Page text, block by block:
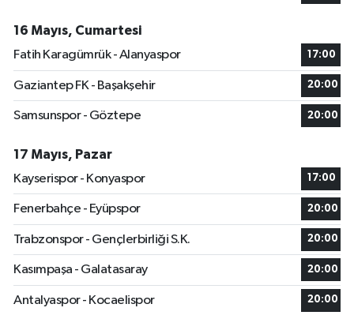
16 Mayıs, Cumartesi
Fatih Karagümrük - Alanyaspor
17:00
Gaziantep FK - Başakşehir 20:00
Samsunspor - Göztepe 20:00
17 Mayıs, Pazar
Kayserispor - Konyaspor
17:00
Fenerbahçe - Eyüpspor 20:00
Trabzonspor - Gençlerbirliği S.K. 20:00
Kasımpaşa - Galatasaray 20:00
Antalyaspor - Kocaelispor 20:00